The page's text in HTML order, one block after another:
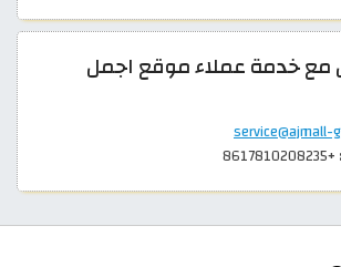
مع خدمة عملاء موقع اجمل
service@ajmall-
+8617810208235